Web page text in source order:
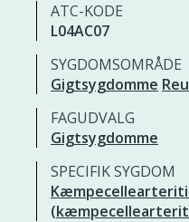
ATC-KODE
L04AC07
SYGDOMSOMRÅDE
Gigtsygdomme
FAGUDVALG
Gigtsygdomme
SPECIFIK SYGDOM